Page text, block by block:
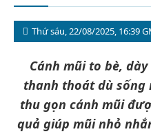
Thứ sáu, 22/08/2025, 16:39
Cánh mũi to bè,
thanh thoát dù sống
thu gọn cánh mũi
quả giúp mũi nhỏ